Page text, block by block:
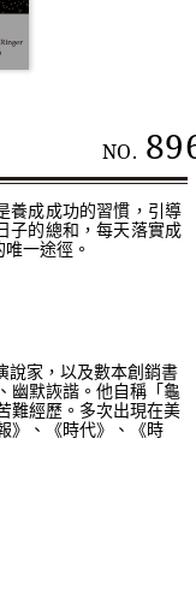
NO.
養成成功的習慣，引導
子的總和，每天落實成
一途徑。
說家，以及數本創銷書
幽默詼諧。他自稱「龜
難經歷。多次出現在美
》、《時代》、《時